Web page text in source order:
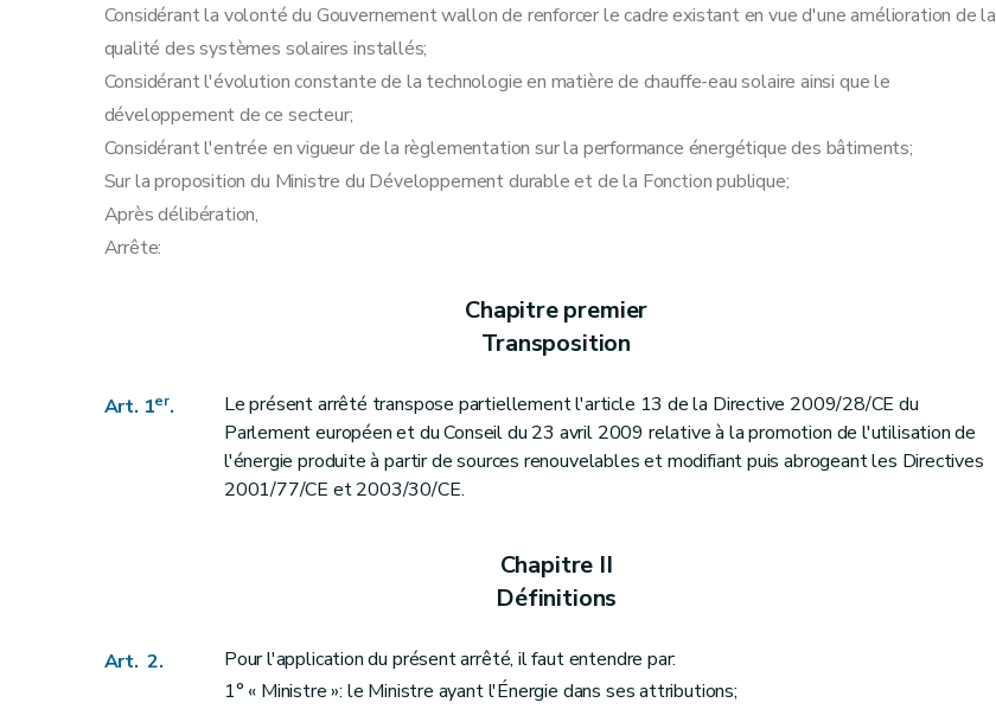
Annexe
Considérant la volonté du Gouvernement wallon de renforcer le cadre existant en vue d'une amélioration de la
qualité des systèmes solaires installés;
Considérant l'évolution constante de la technologie en matière de chauffe-eau solaire ainsi que le
développement de ce secteur;
Considérant l'entrée en vigueur de la règlementation sur la performance énergétique des bâtiments;
Sur la proposition du Ministre du Développement durable et de la Fonction publique;
Après délibération,
Arrête:
Chapitre premier
Transposition
Art. 1er.
Le présent arrêté transpose partiellement l'article 13 de la Directive 2009/28/CE du
Parlement européen et du Conseil du 23 avril 2009 relative à la promotion de l'utilisation de
l'énergie produite à partir de sources renouvelables et modifiant puis abrogeant les Directives
2001/77/CE et 2003/30/CE.
Chapitre II
Définitions
Art. 2.
Pour l'application du présent arrêté, il faut entendre par:
1° « Ministre »: le Ministre ayant l'Énergie dans ses attributions;